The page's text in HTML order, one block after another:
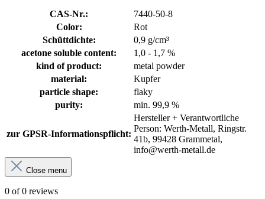
CAS-Nr.:
7440-50-8
Color:
Rot
Schüttdichte:
0,9 g/cm³
acetone soluble content:
1,0 - 1,7 %
kind of product:
metal powder
material:
Kupfer
particle shape:
flaky
purity:
min. 99,9 %
zur GPSR-Informationspflicht:
Hersteller + Verantwortliche
Person: Werth-Metall, Ringstr.
41b, 99428 Grammetal,
info@werth-metall.de
Close menu
0 of 0 reviews